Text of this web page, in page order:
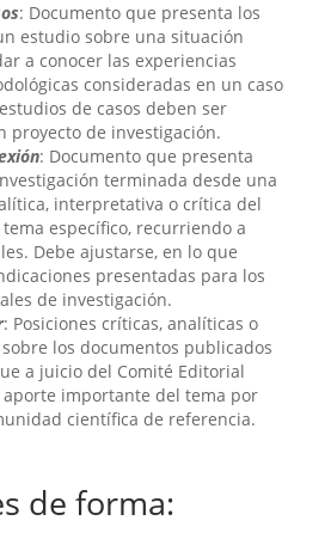
: Documento que presenta los
estudio sobre una situación
a conocer las experiencias
consideradas en un caso
de casos deben ser
proyecto de investigación.
: Documento que presenta
terminada desde una
interpretativa o crítica del
específico, recurriendo a
Debe ajustarse, en lo que
presentadas para los
de investigación.
: Posiciones críticas, analíticas o
los documentos publicados
a juicio del Comité Editorial
importante del tema por
científica de referencia.
de forma: